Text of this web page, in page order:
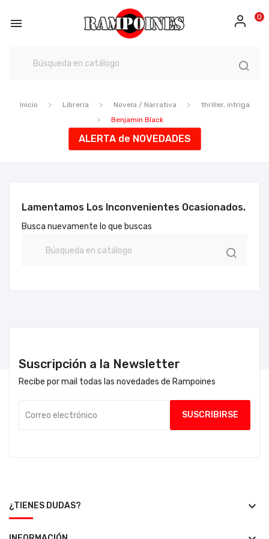
 0
Inicio Librería Novela / Narrativa
thriller, intriga
Benjamin Black
ALERTA de NOVEDADES
Lamentamos Los Inconvenientes Ocasionados.
Busca nuevamente lo que buscas
Suscripción a la Newsletter
Recibe por mail todas las novedades de Rampoines
¿TIENES DUDAS? keyboard_arrow_down